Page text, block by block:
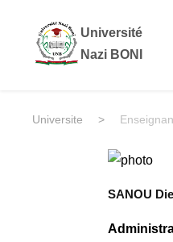
Université
Nazi BONI
Universite >
SANOU